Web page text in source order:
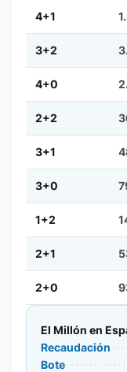
4+1
3+2
4+0
2+2
3+1
3+0
1+2
2+1
2+0
El Millón en
Recaudación
Bote